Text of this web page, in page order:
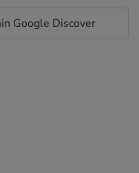
in Google Discover